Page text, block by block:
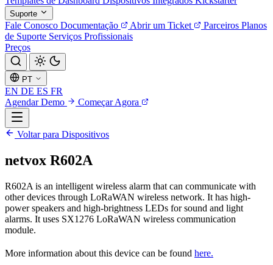
Suporte
Fale Conosco Documentação Abrir um Ticket Parceiros Planos
de Suporte Serviços Profissionais
Preços
PT
EN DE ES FR
Agendar Demo
Começar Agora
Voltar para Dispositivos
netvox R602A
R602A is an intelligent wireless alarm that can communicate with
other devices through LoRaWAN wireless network. It has high-
power speakers and high-brightness LEDs for sound and light
alarms. It uses SX1276 LoRaWAN wireless communication
module.
More information about this device can be found here.